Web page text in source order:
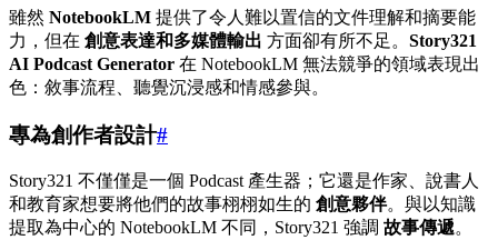
雖然 NotebookLM 提供了令人難以置信的文件理解和摘要能
力，但在 創意表達和多媒體輸出 方面卻有所不足。 Story321
AI Podcast Generator 在 NotebookLM 無法競爭的領域表現出
色：敘事流程、聽覺沉浸感和情感參與。
專為創作者設計#
Story321 不僅僅是一個 Podcast 產生器；它還是作家、說書人
和教育家想要將他們的故事栩栩如生的 創意夥伴。與以知識
提取為中心的 NotebookLM 不同，Story321 強調 故事傳遞。